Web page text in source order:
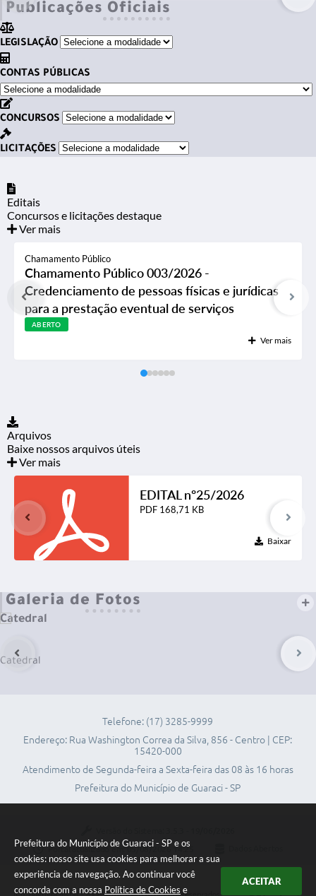
Prefeitura do Município de Guaraci - SP e os
cookies: nosso site usa cookies para melhorar a sua
experiência de navegação. Ao continuar você
concorda com a nossa Política de Cookies e
ACEITAR
Publicações Oficiais
LEGISLAÇÃO
CONTAS PÚBLICAS
CONCURSOS
LICITAÇÕES
Editais
Concursos e licitações destaque
Ver mais
Chamamento Público
Chamamento Público 003/2026 -
Credenciamento de pessoas físicas e jurídicas
para a prestação eventual de serviços
especializados, mediante execução de oficinas
ABERTO
Ver mais
Arquivos
Baixe nossos arquivos úteis
Ver mais
EDITAL nº25/2026
PDF 168,71 KB
Baixar
Galeria de Fotos
Catedral
Catedral
Telefone: (17) 3285-9999
Endereço: Rua Washington Correa da Silva, 856 - Centro | CEP:
15420-000
Atendimento de Segunda-feira a Sexta-feira das 08 às 16 horas
Prefeitura do Município de Guaraci - SP
Portal atualizado em:05/08/2026 14:25
Copyright Instar - 2006-2026. Todos os direitos reservados -